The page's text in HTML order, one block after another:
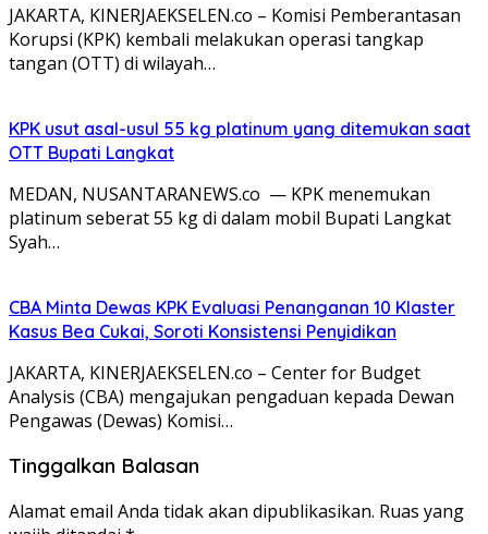
JAKARTA, KINERJAEKSELEN.co – Komisi Pemberantasan
Korupsi (KPK) kembali melakukan operasi tangkap
tangan (OTT) di wilayah…
KPK usut asal-usul 55 kg platinum yang ditemukan saat
OTT Bupati Langkat
MEDAN, NUSANTARANEWS.co — KPK menemukan
platinum seberat 55 kg di dalam mobil Bupati Langkat
Syah…
CBA Minta Dewas KPK Evaluasi Penanganan 10 Klaster
Kasus Bea Cukai, Soroti Konsistensi Penyidikan
JAKARTA, KINERJAEKSELEN.co – Center for Budget
Analysis (CBA) mengajukan pengaduan kepada Dewan
Pengawas (Dewas) Komisi…
Tinggalkan Balasan
Alamat email Anda tidak akan dipublikasikan. Ruas yang